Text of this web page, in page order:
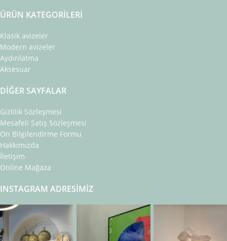
ÜRÜN KATEGORILERI
Klasik avizeler
Modern avizeler
Aydınlatma
Aksesuar
DIĞER SAYFALAR
Gizlilik Sözleşmesi
Mesafeli Satış Sözleşmesi
Ön Bilgilendirme Formu
Hakkımızda
İletişim
Online Mağaza
INSTAGRAM ADRESIMIZ